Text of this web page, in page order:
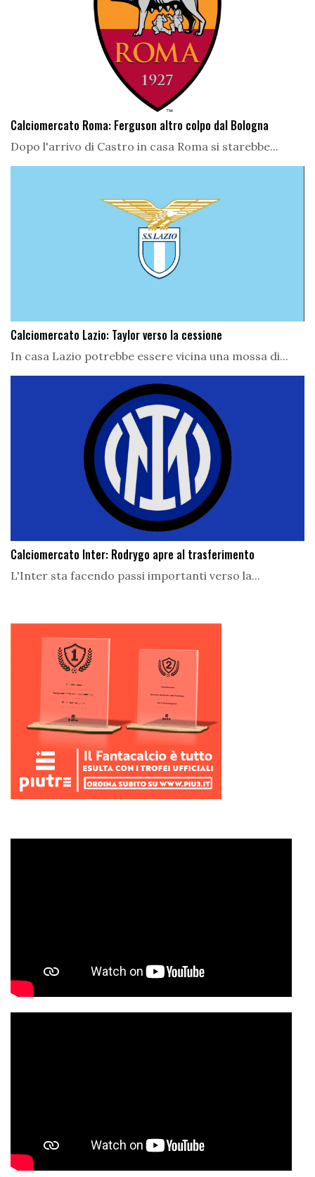
Calciomercato Roma: Ferguson altro colpo dal Bologna
Dopo l'arrivo di Castro in casa Roma si starebbe...
Calciomercato Lazio: Taylor verso la cessione
In casa Lazio potrebbe essere vicina una mossa di...
Calciomercato Inter: Rodrygo apre al trasferimento
L'Inter sta facendo passi importanti verso la...